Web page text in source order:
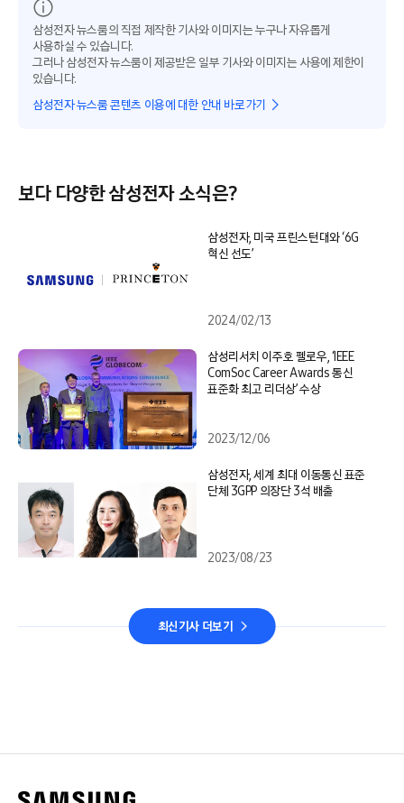
삼성전자 뉴스룸의 직접 제작한 기사와 이미지는 누구나 자유롭게
사용하실 수 있습니다.
그러나 삼성전자 뉴스룸이 제공받은 일부 기사와 이미지는 사용에 제한이
있습니다.
삼성전자 뉴스룸 콘텐츠 이용에 대한 안내 바로가기
보다 다양한 삼성전자 소식은?
삼성전자, 미국 프린스턴대와 ‘6G
혁신 선도’
2024/02/13
삼성리서치 이주호 펠로우, ‘IEEE
ComSoc Career Awards 통신
표준화 최고 리더상’ 수상
2023/12/06
삼성전자, 세계 최대 이동통신 표준
단체 3GPP 의장단 3석 배출
2023/08/23
최신기사 더보기